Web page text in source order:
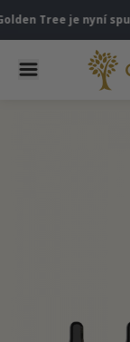
je nyní spuštěn!